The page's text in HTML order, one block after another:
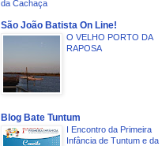
da Cachaça
São João Batista On Line!
O VELHO PORTO DA
RAPOSA
Blog Bate Tuntum
I Encontro da Primeira
Infância de Tuntum e da